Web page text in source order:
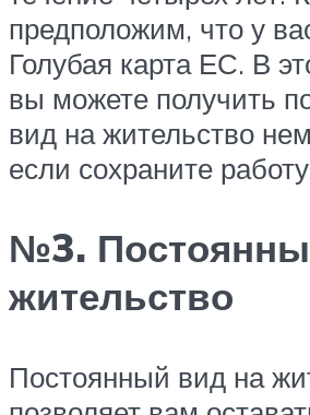
предположим, что у
Голубая карта ЕС. В
вы можете получить
вид на жительство
если сохраните
№3.
жительство
Постоянный вид на